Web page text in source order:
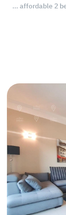
Very affordable 2 bedroom stylish apartment with partial sea view